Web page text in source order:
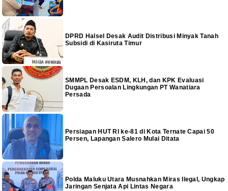
DPRD Halsel Desak Audit Distribusi Minyak Tanah
Subsidi di Kasiruta Timur
SMMPL Desak ESDM, KLH, dan KPK Evaluasi
Dugaan Persoalan Lingkungan PT Wanatiara
Persada
Persiapan HUT RI ke-81 di Kota Ternate Capai 50
Persen, Lapangan Salero Mulai Ditata
Polda Maluku Utara Musnahkan Miras Ilegal, Ungkap
Jaringan Senjata Api Lintas Negara